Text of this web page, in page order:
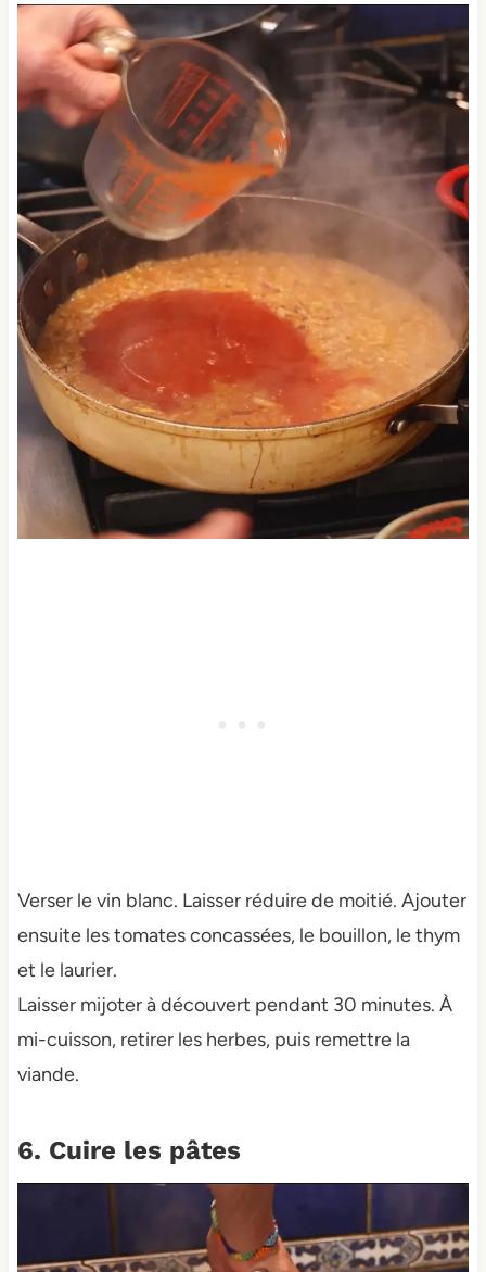
Verser le vin blanc. Laisser réduire de moitié. Ajouter
ensuite les tomates concassées, le bouillon, le thym
et le laurier.
Laisser mijoter à découvert pendant 30 minutes. À
mi-cuisson, retirer les herbes, puis remettre la
viande.
6. Cuire les pâtes